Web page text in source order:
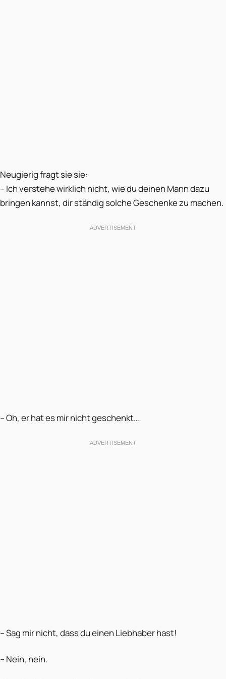
Neugierig fragt sie sie:
– Ich verstehe wirklich nicht, wie du deinen Mann dazu
bringen kannst, dir ständig solche Geschenke zu machen.
– Oh, er hat es mir nicht geschenkt…
– Sag mir nicht, dass du einen Liebhaber hast!
– Nein, nein.